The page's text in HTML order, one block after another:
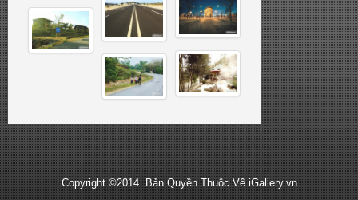
Copyright ©2014. Bản Quyền Thuộc Về iGallery.vn